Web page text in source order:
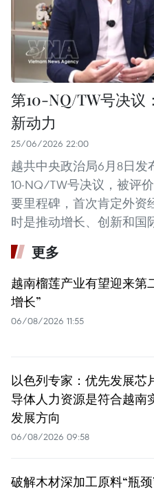
第10-NQ/TW号决议
新动力
25/06/2026 22:00
越共中央政治局6月8日
10-NQ/TW号决议，被评
要里程碑，首次肯定外资
时是推动增长、创新和国
更多
越南榴莲产业有望迎来第
增长”
06/08/2026 11:55
以色列专家：优先发展芯
导体人力资源是符合越南
发展方向
06/08/2026 09:58
破解木材深加工原料“瓶颈